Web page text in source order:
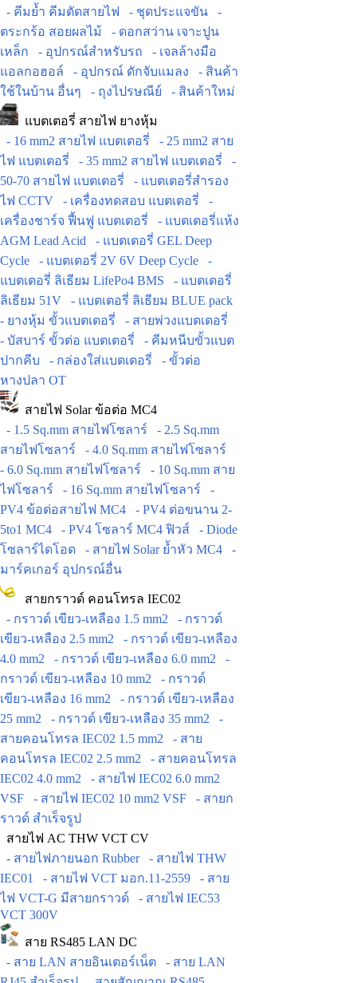
- คีมย้ำ คีมตัดสายไฟ
- ชุดประแจขัน
-
ตระกร้อ สอยผลไม้
- ดอกสว่าน เจาะปูน
เหล็ก
- อุปกรณ์สำหรับรถ
- เจลล้างมือ
แอลกอฮอล์
- อุปกรณ์ ดักจับแมลง
- สินค้า
ใช้ในบ้าน อื่นๆ
- ถุงไปรษณีย์ - สินค้าใหม่
แบตเตอรี่ สายไฟ ยางหุ้ม
- 16 mm2 สายไฟ แบตเตอรี่
- 25 mm2 สาย
ไฟ แบตเตอรี่
- 35 mm2 สายไฟ แบตเตอรี่
-
50-70 สายไฟ แบตเตอรี่
- แบตเตอรี่สำรอง
ไฟ CCTV
- เครื่องทดสอบ แบตเตอรี่
-
เครื่องชาร์จ ฟื้นฟู แบตเตอรี่
- แบตเตอรี่แห้ง
AGM Lead Acid
- แบตเตอรี่ GEL Deep
Cycle
- แบตเตอรี่ 2V 6V Deep Cycle
-
แบตเตอรี่ ลิเธียม LifePo4 BMS
- แบตเตอรี่
ลิเธียม 51V
- แบตเตอรี่ ลิเธียม BLUE pack
- ยางหุ้ม ขั้วแบตเตอรี่
- สายพ่วงแบตเตอรี่
- บัสบาร์ ขั้วต่อ แบตเตอรี่
- คีมหนีบขั้วแบต
ปากคีบ
- กล่องใส่แบตเตอรี่
- ขั้วต่อ
หางปลา OT
สายไฟ Solar ข้อต่อ MC4
- 1.5 Sq.mm สายไฟโซลาร์
- 2.5 Sq.mm
สายไฟโซลาร์
- 4.0 Sq.mm สายไฟโซลาร์
- 6.0 Sq.mm สายไฟโซลาร์
- 10 Sq.mm สาย
ไฟโซลาร์
- 16 Sq.mm สายไฟโซลาร์
-
PV4 ข้อต่อสายไฟ MC4
- PV4 ต่อขนาน 2-
5to1 MC4
- PV4 โซลาร์ MC4 ฟิวส์
- Diode
โซลาร์ไดโอด
- สายไฟ Solar ย้ำหัว MC4
-
มาร์คเกอร์ อุปกรณ์อื่น
สายกราวด์ คอนโทรล IEC02
- กราวด์ เขียว-เหลือง 1.5 mm2
- กราวด์
เขียว-เหลือง 2.5 mm2
- กราวด์ เขียว-เหลือง
4.0 mm2
- กราวด์ เขียว-เหลือง 6.0 mm2
-
กราวด์ เขียว-เหลือง 10 mm2
- กราวด์
เขียว-เหลือง 16 mm2
- กราวด์ เขียว-เหลือง
25 mm2
- กราวด์ เขียว-เหลือง 35 mm2
-
สายคอนโทรล IEC02 1.5 mm2
- สาย
คอนโทรล IEC02 2.5 mm2
- สายคอนโทรล
IEC02 4.0 mm2
- สายไฟ IEC02 6.0 mm2
VSF
- สายไฟ IEC02 10 mm2 VSF
- สายก
ราวด์ สำเร็จรูป
สายไฟ AC THW VCT CV
- สายไฟภายนอก Rubber
- สายไฟ THW
IEC01
- สายไฟ VCT มอก.11-2559
- สาย
ไฟ VCT-G มีสายกราวด์
- สายไฟ IEC53
VCT 300V
สาย RS485 LAN DC
- สาย LAN สายอินเตอร์เน็ต
- สาย LAN